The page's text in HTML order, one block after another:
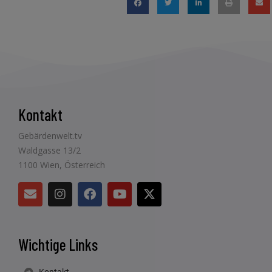
Kontakt
Gebärdenwelt.tv
Waldgasse 13/2
1100 Wien, Österreich
Wichtige Links